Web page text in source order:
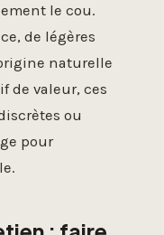
le cou.
de légères
naturelle
de valeur, ces
ou
pour